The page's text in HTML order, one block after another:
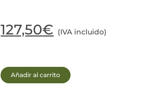
El
original
127,50€ El
actual
(IVA incluido)
Añadir al carrito